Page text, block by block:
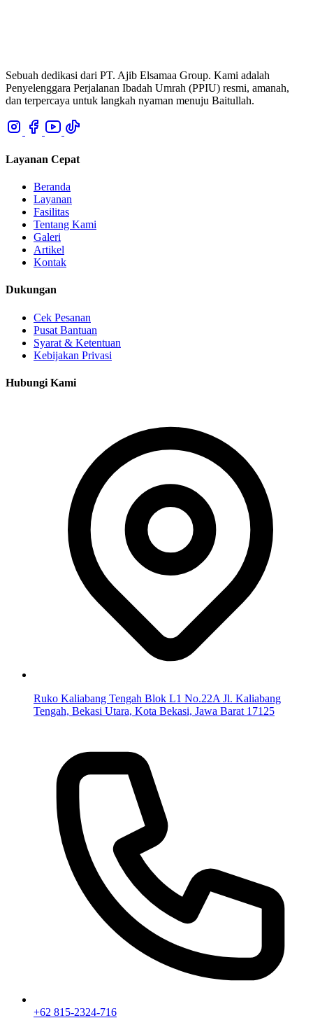
Sebuah dedikasi dari PT. Ajib Elsamaa Group. Kami adalah
Penyelenggara Perjalanan Ibadah Umrah (PPIU) resmi, amanah,
dan terpercaya untuk langkah nyaman menuju Baitullah.
Layanan Cepat
Beranda
Layanan
Fasilitas
Tentang Kami
Galeri
Artikel
Kontak
Dukungan
Cek Pesanan
Pusat Bantuan
Syarat & Ketentuan
Kebijakan Privasi
Hubungi Kami
Ruko Kaliabang Tengah Blok L1 No.22A Jl. Kaliabang
Tengah, Bekasi Utara, Kota Bekasi, Jawa Barat 17125
+62 815-2324-716